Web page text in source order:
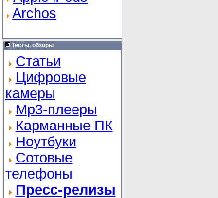
Archos
Тесты, обзоры
Статьи
Цифровые
камеры
Mp3-плееры
Карманные ПК
Ноутбуки
Сотовые
телефоны
Пресс-релизы